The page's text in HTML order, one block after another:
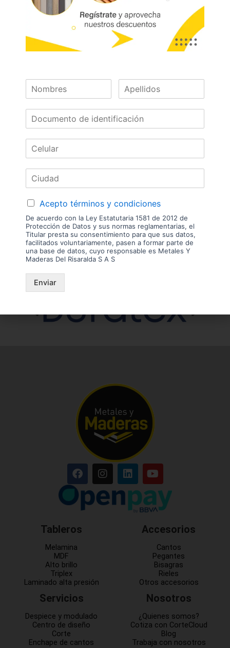
Riel con terminación anodizado mate, que
mejora su resistencia a la corrosión.
Marca:
Código:
01411
Referencia:
Las imágenes mostradas son de referencia y los colores podrían variar
en físico. Los costos de envío son variables y serán asumidos por el
tenemos sucursal. Disponibilidad de mercancía sujeta a verificación de
inventario. Precio sujeto a cambios sin previo aviso.
Nuestras
Marcas
Tableros
Melamina
MDF
Alto brillo
Triplex
Laminado alta presión
Servicios
Despiece y modulado
Centro de diseño
Corte
Enchape de cantos
Accesorios
Cantos
Pegantes
Bisagras
Rieles
Otros accesorios
Nosotros
¿Quienes somos?
Cotiza con CorteCloud
Blog
Trabaja con nosotros
Acepto términos y condiciones
De acuerdo con la Ley Estatutaria 1581 de 2012 de
Protección de Datos y sus normas reglamentarias, el
Titular presta su consentimiento para que sus datos,
facilitados voluntariamente, pasen a formar parte de
una base de datos, cuyo responsable es Metales Y
Maderas Del Risaralda S A S
Enviar